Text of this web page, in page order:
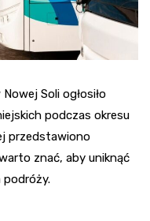
Soli ogłosiło
podczas okresu
przedstawiono
znać, aby uniknąć
podróży.